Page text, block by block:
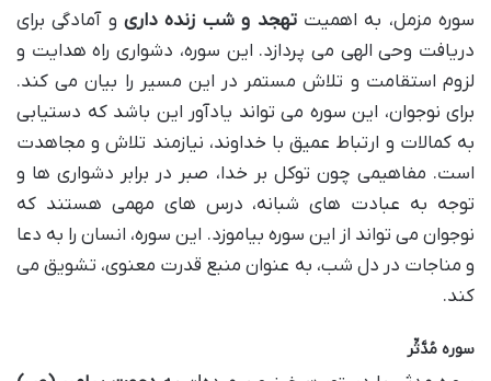
سوره مزمل، به اهمیتتهجد و شب زنده داریو آمادگی برای
دریافت وحی الهی می پردازد. این سوره، دشواری راه هدایت و
لزوم استقامت و تلاش مستمر در این مسیر را بیان می کند.
برای نوجوان، این سوره می تواند یادآور این باشد که دستیابی
به کمالات و ارتباط عمیق با خداوند، نیازمند تلاش و مجاهدت
است. مفاهیمی چون توکل بر خدا، صبر در برابر دشواری ها و
توجه به عبادت های شبانه، درس های مهمی هستند که
نوجوان می تواند از این سوره بیاموزد. این سوره، انسان را به دعا
و مناجات در دل شب، به عنوان منبع قدرت معنوی، تشویق می
کند.
سوره مُدَّثِّر